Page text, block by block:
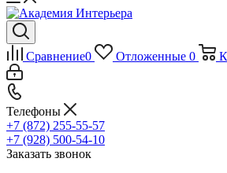
Сравнение0 Отложенные 0
Телефоны
+7 (872) 255-55-57
+7 (928) 500-54-10
Заказать звонок